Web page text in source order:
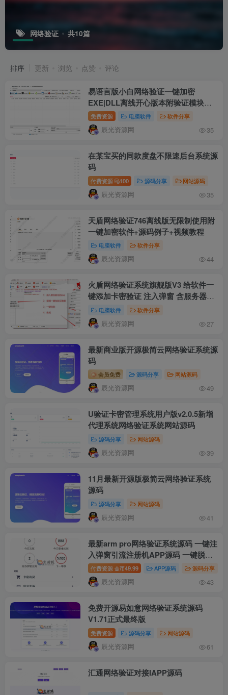
网络验证 共10篇
排序 更新 浏览 点赞 评论
易语言版小白网络验证一键加密
EXE|DLL离线开心版本附验证模块及
案例
免费资源 电脑软件 软件分享
辰光资源网 35
在某宝买的同款度盘不限速后台系统源
码
付费资源 100 源码分享 网站源码
辰光资源网 35
天盾网络验证746离线版无限制使用附
一键加密软件+源码例子+视频教程
电脑软件 软件分享
辰光资源网 44
火盾网络验证系统旗舰版V3 给软件一
键添加卡密验证 注入弹窗 含服务器端/
代理端/登陆例程源码
电脑软件 软件分享
辰光资源网 27
最新商业版开源极简云网络验证系统源
码
会员免费 源码分享 网站源码
辰光资源网 49
U验证卡密管理系统用户版v2.0.5新增
代理系统网络验证系统网站源码
源码分享 网站源码
辰光资源网 39
11月最新开源版极简云网络验证系统
源码
源码分享 网站源码
辰光资源网 41
最新arm pro网络验证系统源码 一键注
入弹窗引流注册机APP源码 一键脱壳
APP加固 可对接自动发卡平台
付费资源 金币49.99 APP源码 源码分享
辰光资源网 43
免费开源易如意网络验证系统源码
V1.71正式最终版
免费资源 源码分享 网站源码
辰光资源网 61
汇通网络验证对接IAPP源码